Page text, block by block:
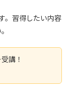
。習得したい内容
講！